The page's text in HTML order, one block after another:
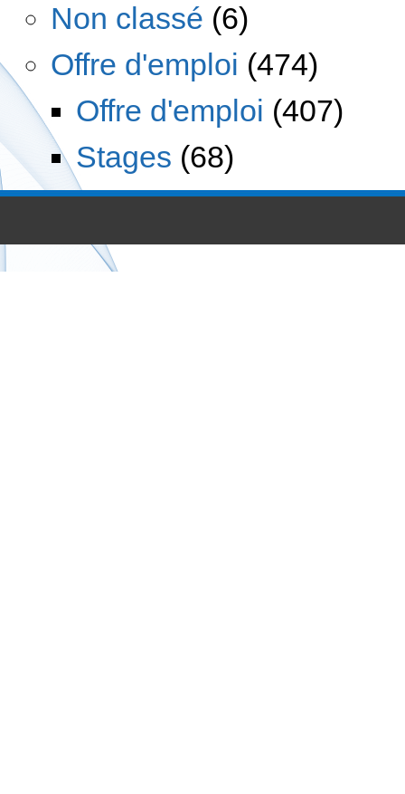
Non classé (6)
Offre d'emploi (474)
Offre d'emploi (407)
Stages (68)